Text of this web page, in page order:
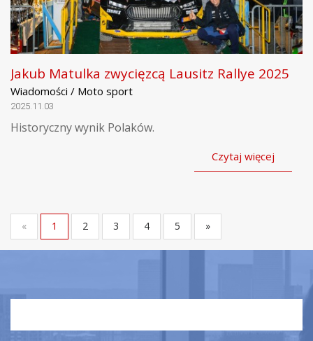
Jakub Matulka zwycięzcą Lausitz Rallye 2025
Wiadomości / Moto sport
2025.11.03
Historyczny wynik Polaków.
Czytaj więcej
« 1 2 3 4 5 »